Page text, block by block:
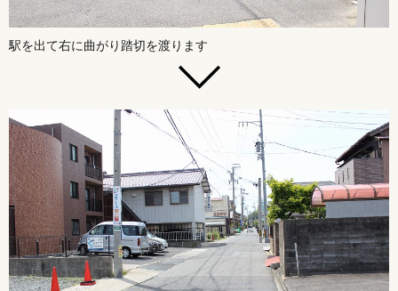
駅を出て右に曲がり踏切を渡ります